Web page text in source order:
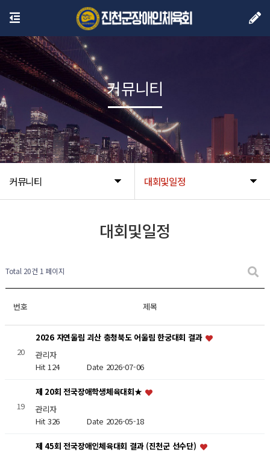
커뮤니티 대회및일정
커뮤니티
대회및일정
Total 20건 1 페이지
번호 제목
20
2026 자연울림 괴산 충청북도 어울림 한궁대회 결과
관리자
Hit 124Date 2026-07-06
19
제 20회 전국장애학생체육대회★
관리자
Hit 326Date 2026-05-18
제 45회 전국장애인체육대회 결과 (진천군 선수단)